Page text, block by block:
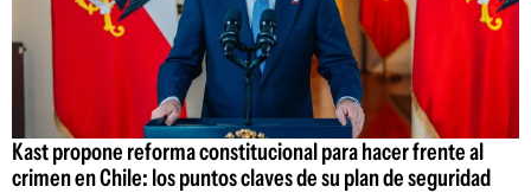
Kast propone reforma constitucional para hacer frente al
crimen en Chile: los puntos claves de su plan de seguridad